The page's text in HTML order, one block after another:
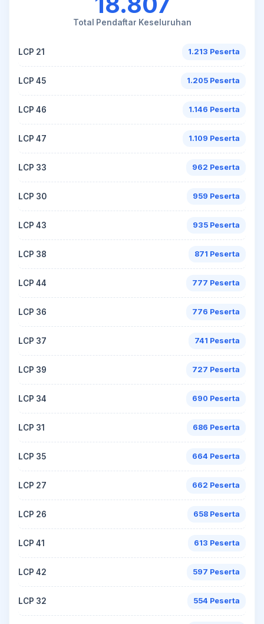
Total Pendaftar Keseluruhan
LCP 21 1.213 Peserta
LCP 45 1.205 Peserta
LCP 46 1.146 Peserta
LCP 47 1.109 Peserta
LCP 33 962 Peserta
LCP 30 959 Peserta
LCP 43 935 Peserta
LCP 38 871 Peserta
LCP 44 777 Peserta
LCP 36 776 Peserta
LCP 37 741 Peserta
LCP 39 727 Peserta
LCP 34 690 Peserta
LCP 31 686 Peserta
LCP 35 664 Peserta
LCP 27 662 Peserta
LCP 26 658 Peserta
LCP 41 613 Peserta
LCP 42 597 Peserta
LCP 32 554 Peserta